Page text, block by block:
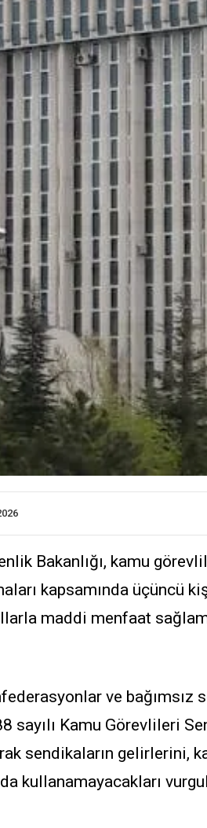
Bakanlığı, kamu
kapsamında üçüncü
maddi menfaat
ve
sayılı Kamu Görevlileri
sendikaların gelirlerini,
kullanamayacakları